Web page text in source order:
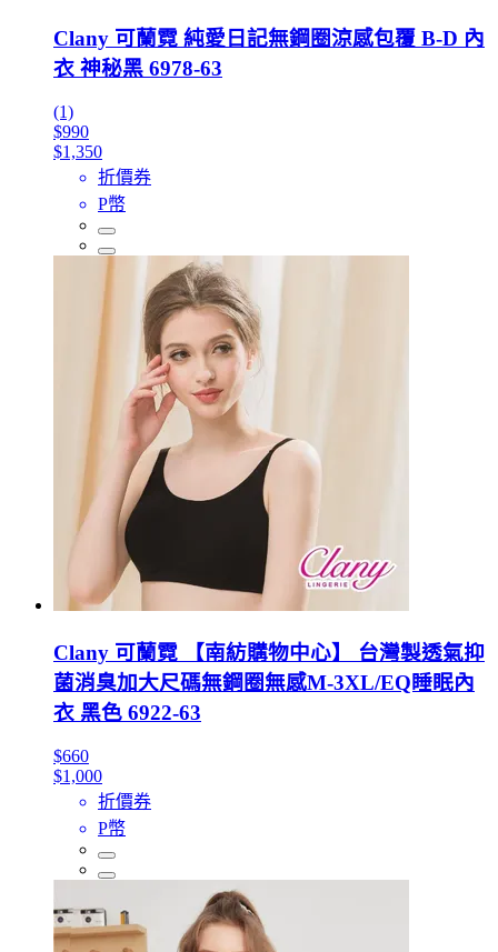
Clany 可蘭霓 純愛日記無鋼圈涼感包覆 B-D 內
衣 神秘黑 6978-63
(1)
$990
$1,350
折價券
P幣
Clany 可蘭霓 【南紡購物中心】 台灣製透氣抑
菌消臭加大尺碼無鋼圈無感M-3XL/EQ睡眠內
衣 黑色 6922-63
$660
$1,000
折價券
P幣